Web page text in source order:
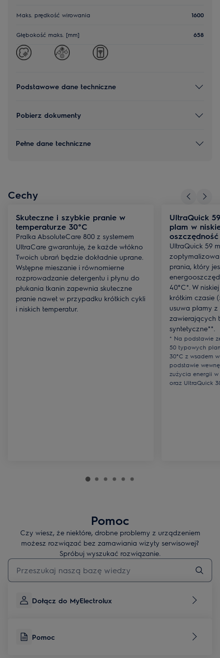
Maks. prędkość wirowania 1600
Głębokość maks. [mm] 658
Podstawowe dane techniczne
Pobierz dokumenty
Pełne dane techniczne
Cechy
Skuteczne i szybkie pranie w
temperaturze 30°C
Pralka AbsoluteCare 800 z systemem
UltraCare gwarantuje, że każde włókno
Twoich ubrań będzie dokładnie uprane.
Wstępne mieszanie i równomierne
rozprowadzanie detergentu i płynu do
płukania tkanin zapewnia skuteczne
pranie nawet w przypadku krótkich cykli
i niskich temperatur.
UltraQuick
plam w
UltraQuick 59
prania, który
40°C*. W
krótkim czasie
usuwa plamy
zawierających
syntetyczne**.
* Na podstawie
50 typowych
30°C z wsadem
podstawie
zużycia energii w
oraz UltraQuick
Pomoc
Czy wiesz, że niektóre, drobne problemy z urządzeniem
możesz rozwiązać bez zamawiania wizyty serwisowej?
Spróbuj wyszukać rozwiązanie.
Wpisz, aby wyszukać artykuł dotyczący pomocy
Dołącz do MyElectrolux
Pomoc